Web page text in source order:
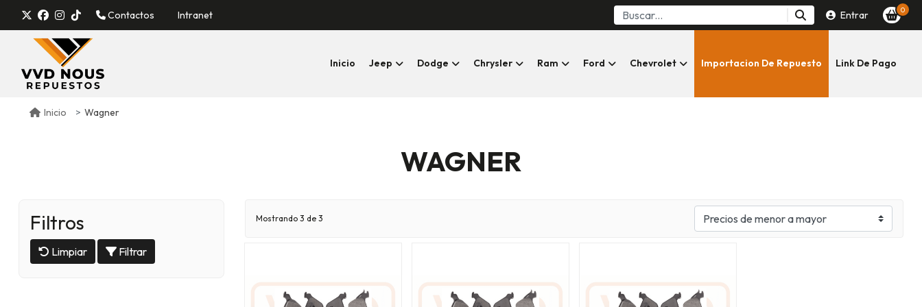
Contactos Intranet Entrar 0
Inicio Jeep Dodge Chrysler Ram Ford Chevrolet Importacion De Repuesto Link De Pago
Inicio Wagner
WAGNER
Filtros
Limpiar Filtrar
Mostrando 3 de 3